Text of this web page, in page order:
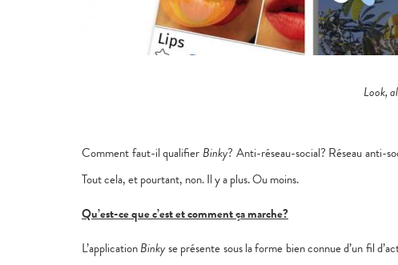
Look,
Comment faut-il qualifier Binky? Anti-réseau-social? Réseau anti-
Tout cela, et pourtant, non. Il y a plus. Ou moins.
Qu’est-ce que c’est et comment ça marche?
L’applicationBinkyse présente sous la forme bien connue d’un fil